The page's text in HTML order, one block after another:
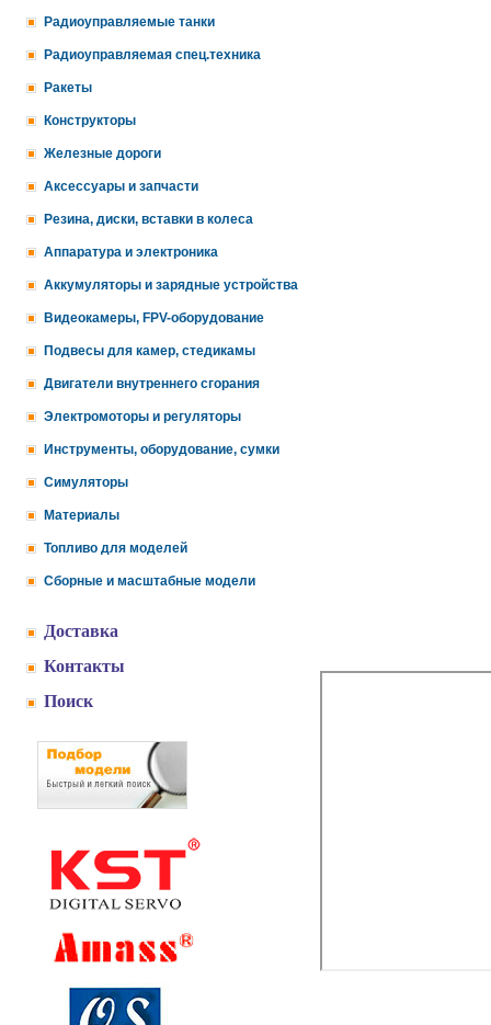
Радиоуправляемые танки
Радиоуправляемая спец.техника
Ракеты
Конструкторы
Железные дороги
Аксессуары и запчасти
Резина, диски, вставки в колеса
Аппаратура и электроника
Аккумуляторы и зарядные устройства
Видеокамеры, FPV-оборудование
Подвесы для камер, стедикамы
Двигатели внутреннего сгорания
Электромоторы и регуляторы
Инструменты, оборудование, сумки
Симуляторы
Материалы
Топливо для моделей
Сборные и масштабные модели
Доставка
Контакты
Поиск